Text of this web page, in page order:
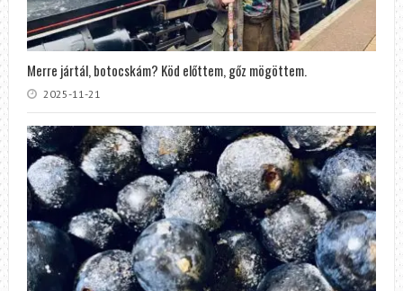
Merre jártál, botocskám? Köd előttem, gőz mögöttem.
2025-11-21